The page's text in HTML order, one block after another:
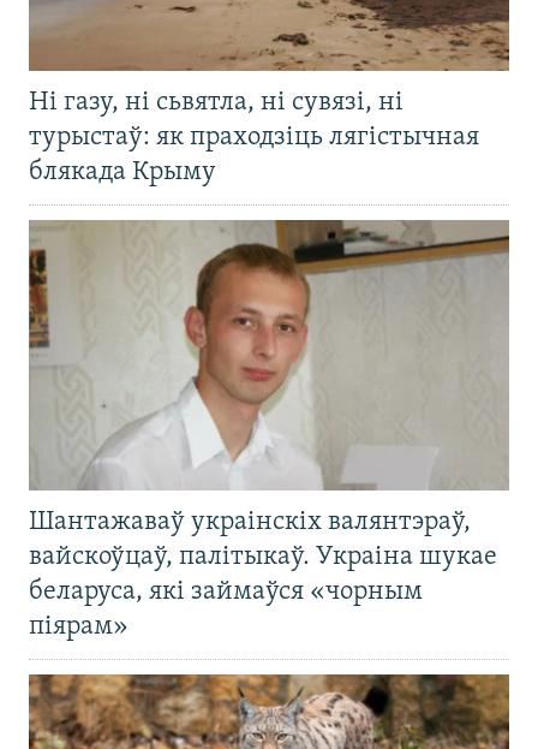
Ні газу, ні сьвятла, ні сувязі, ні
турыстаў: як праходзіць лягістычная
блякада Крыму
Шантажаваў украінскіх валянтэраў,
вайскоўцаў, палітыкаў. Украіна шукае
беларуса, які займаўся «чорным
піярам»